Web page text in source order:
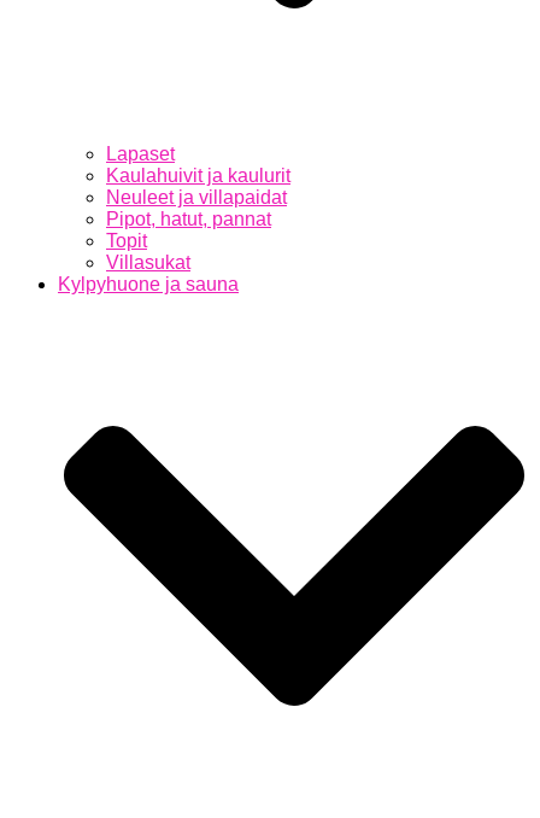
Lapaset
Kaulahuivit ja kaulurit
Neuleet ja villapaidat
Pipot, hatut, pannat
Topit
Villasukat
Kylpyhuone ja sauna